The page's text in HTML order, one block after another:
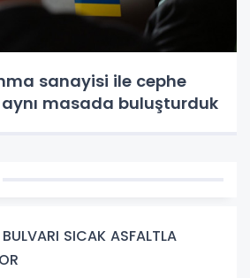
sanayisi ile cephe
aynı masada buluşturduk
SICAK ASFALTLA